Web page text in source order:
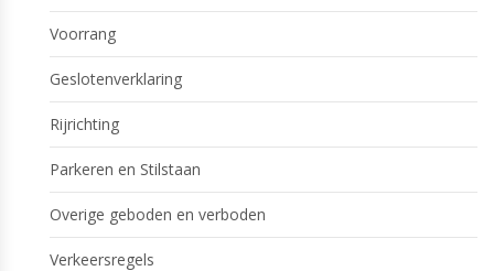
Voorrang
Geslotenverklaring
Rijrichting
Parkeren en Stilstaan
Overige geboden en verboden
Verkeersregels